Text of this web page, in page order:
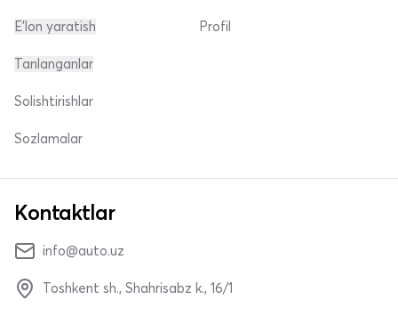
E'lon yaratish Profil
Tanlanganlar
Solishtirishlar
Sozlamalar
Kontaktlar
info@auto.uz
Toshkent sh., Shahrisabz k., 16/1